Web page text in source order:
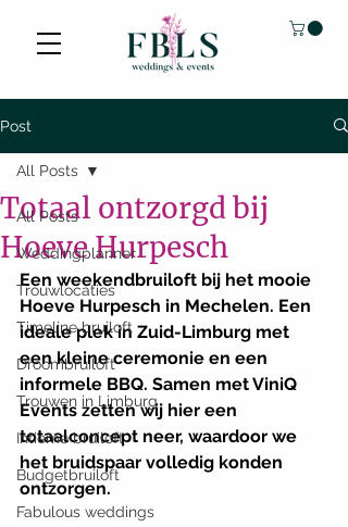
Post
All Posts
Weddingplanner
Trouwlocaties
Timeline bruiloft
Droombruiloft
Trouwen in Limburg
Intieme bruiloft
Budgetbruiloft
Fabulous weddings
All Posts
Totaal ontzorgd bij
Hoeve Hurpesch
Een weekendbruiloft bij het mooie
Hoeve Hurpesch in Mechelen. Een
ideale plek in Zuid-Limburg met
een kleine ceremonie en een
informele BBQ. Samen met ViniQ
Events zetten wij hier een
totaalconcept neer, waardoor we
het bruidspaar volledig konden
ontzorgen.